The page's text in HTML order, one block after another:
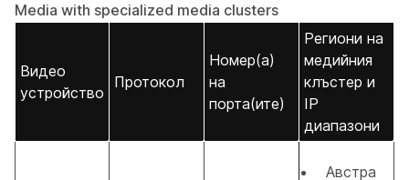
Media with specialized media clusters
Видео
устройство
Протокол
Номер(а)
на
порта(ите)
Региони на
медийния
клъстер и
IP
диапазони
Австра